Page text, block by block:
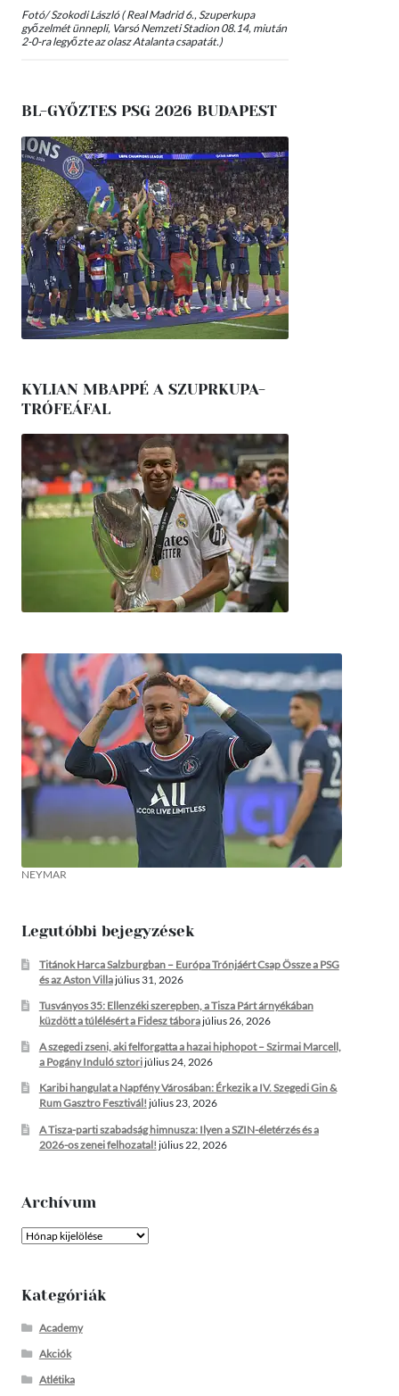
Fotó/ Szokodi László ( Real Madrid 6., Szuperkupa
győzelmét ünnepli, Varsó Nemzeti Stadion 08.14, miután
2-0-ra legyőzte az olasz Atalanta csapatát.)
BL-GYŐZTES PSG 2026 BUDAPEST
KYLIAN MBAPPÉ A SZUPRKUPA-
TRÓFEÁFAL
NEYMAR
Legutóbbi bejegyzések
Titánok Harca Salzburgban – Európa Trónjáért Csap Össze a PSG
és az Aston Villajúlius 31, 2026
Tusványos 35: Ellenzéki szerepben, a Tisza Párt árnyékában
küzdött a túlélésért a Fidesz táborajúlius 26, 2026
A szegedi zseni, aki felforgatta a hazai hiphopot – Szirmai Marcell,
a Pogány Induló sztorijúlius 24, 2026
Karibi hangulat a Napfény Városában: Érkezik a IV. Szegedi Gin &
Rum Gasztro Fesztivál! július 23, 2026
A Tisza-parti szabadság himnusza: Ilyen a SZIN-életérzés és a
2026-os zenei felhozatal! július 22, 2026
Archívum
Archívum
Kategóriák
Academy
Akciók
Atlétika